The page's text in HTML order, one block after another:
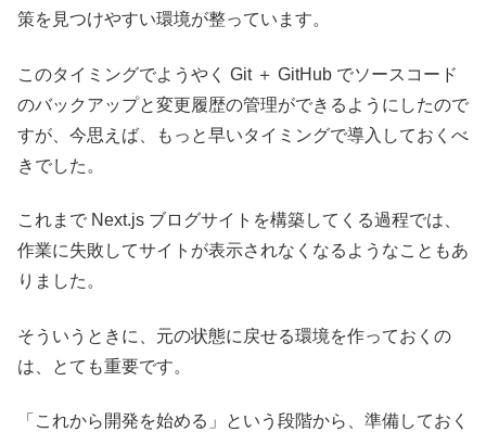
策を見つけやすい環境が整っています。
このタイミングでようやく Git ＋ GitHub でソースコード
のバックアップと変更履歴の管理ができるようにしたので
すが、今思えば、もっと早いタイミングで導入しておくべ
きでした。
これまで Next.js ブログサイトを構築してくる過程では、
作業に失敗してサイトが表示されなくなるようなこともあ
りました。
そういうときに、元の状態に戻せる環境を作っておくの
は、とても重要です。
「これから開発を始める」という段階から、準備しておく